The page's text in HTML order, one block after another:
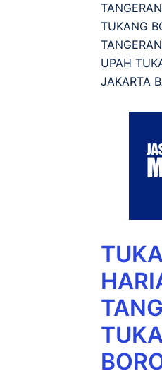
TUKANG
UPAH
JAKARTA